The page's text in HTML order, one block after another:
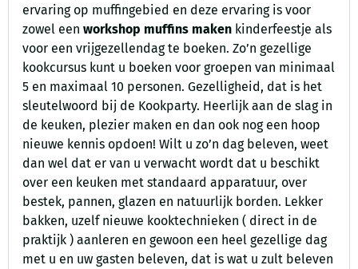
ervaring op muffingebied en deze ervaring is voor
zowel een workshop muffins maken kinderfeestje als
voor een vrijgezellendag te boeken. Zo’n gezellige
kookcursus kunt u boeken voor groepen van minimaal
5 en maximaal 10 personen. Gezelligheid, dat is het
sleutelwoord bij de Kookparty. Heerlijk aan de slag in
de keuken, plezier maken en dan ook nog een hoop
nieuwe kennis opdoen! Wilt u zo’n dag beleven, weet
dan wel dat er van u verwacht wordt dat u beschikt
over een keuken met standaard apparatuur, over
bestek, pannen, glazen en natuurlijk borden. Lekker
bakken, uzelf nieuwe kooktechnieken ( direct in de
praktijk ) aanleren en gewoon een heel gezellige dag
met u en uw gasten beleven, dat is wat u zult beleven